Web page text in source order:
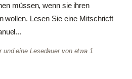
müssen, wenn sie ihren
wollen. Lesen Sie eine Mitschricft
eine Lesedauer von etwa 1